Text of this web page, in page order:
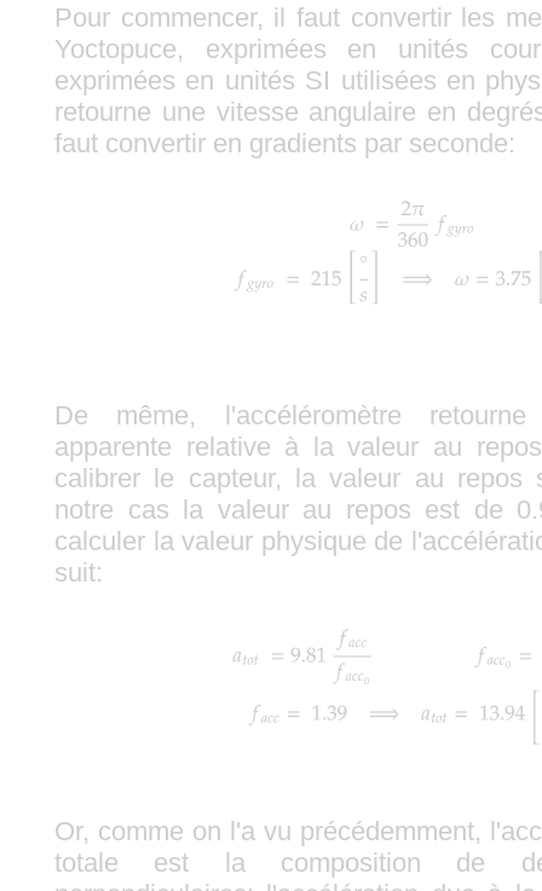
Pour commencer, il faut convertir les
Yoctopuce, exprimées en unités
exprimées en unités SI utilisées en
retourne une vitesse angulaire en
faut convertir en gradients par seconde:
De même, l'accéléromètre
apparente relative à la valeur au
calibrer le capteur, la valeur au repos
notre cas la valeur au repos est de
calculer la valeur physique de
suit:
Or, comme on l'a vu précédemment,
totale est la composition de